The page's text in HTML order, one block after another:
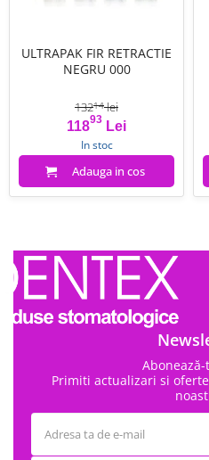
ULTRAPAK FIR RETRACTIE
NEGRU 000
Pret
11893 Lei
Pret de baza
13214lei
In stoc
Adauga in cos
Primiti actualizari si